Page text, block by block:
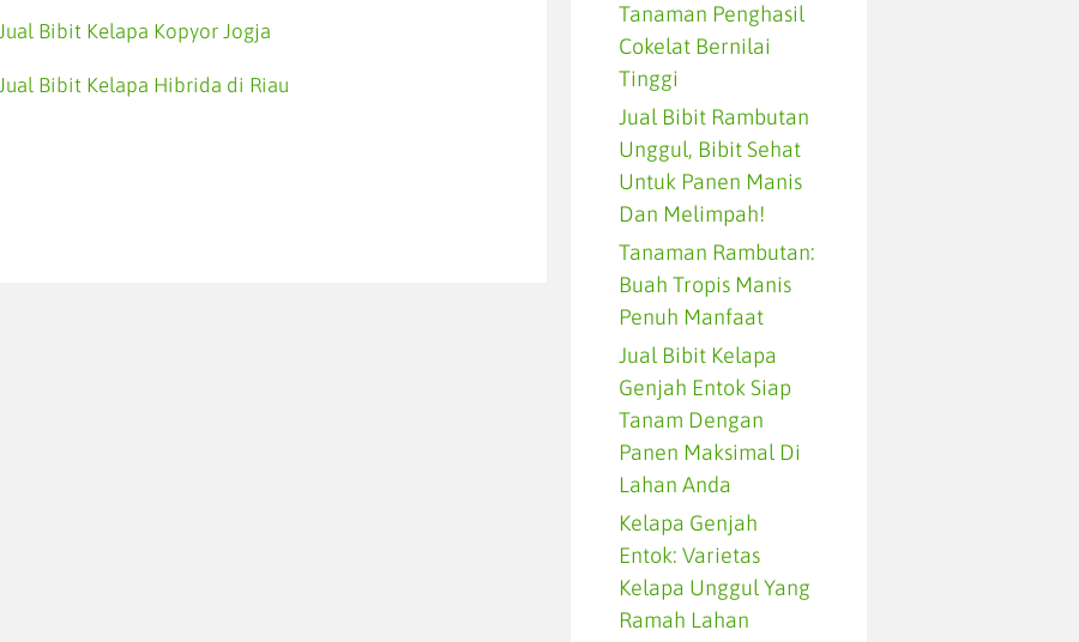
Jual Bibit Kelapa Kopyor Jogja
Jual Bibit Kelapa Hibrida di Riau
Tanaman Penghasil
Cokelat Bernilai
Tinggi
Jual Bibit Rambutan
Unggul, Bibit Sehat
Untuk Panen Manis
Dan Melimpah!
Tanaman Rambutan:
Buah Tropis Manis
Penuh Manfaat
Jual Bibit Kelapa
Genjah Entok Siap
Tanam Dengan
Panen Maksimal Di
Lahan Anda
Kelapa Genjah
Entok: Varietas
Kelapa Unggul Yang
Ramah Lahan